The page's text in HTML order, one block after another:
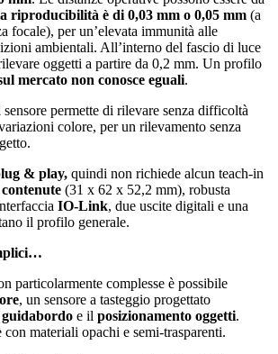
riproducibilità è di 0,03 mm o 0,05 mm (a
focale), per un’elevata immunità alle
ambientali. All’interno del fascio di luce
oggetti a partire da 0,2 mm. Un profilo
mercato non conosce eguali.
permette di rilevare senza difficoltà
colore, per un rilevamento senza
& play, quindi non richiede alcun teach-in
(31 x 62 x 52,2 mm), robusta
IO-Link, due uscite digitali e una
il profilo generale.
particolarmente complesse è possibile
, un sensore a tasteggio progettato
guidabordo e il posizionamento oggetti.
materiali opachi e semi-trasparenti.